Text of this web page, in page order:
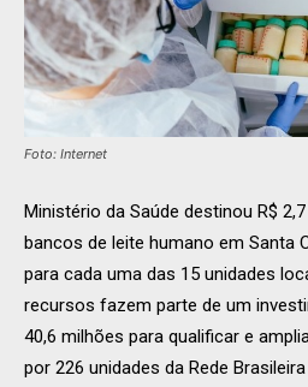
Foto: Internet
Ministério da Saúde destinou R$
bancos de leite humano em Santa
para cada uma das 15 unidades
recursos fazem parte de um
40,6 milhões para qualificar e
por 226 unidades da Rede